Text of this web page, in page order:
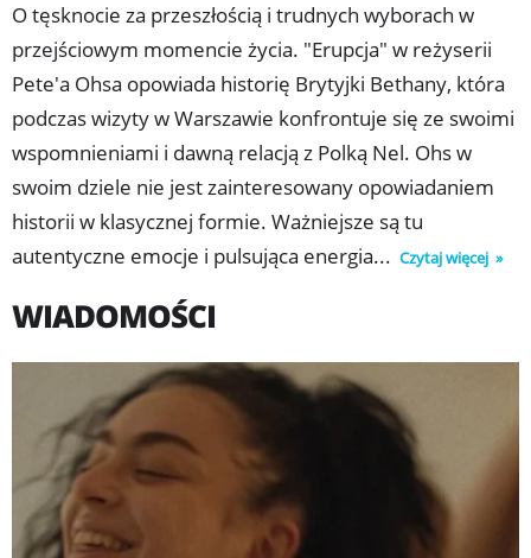
Warszawę jako miasto twórczej energii i wolności. W
roli Bethany występuje światowa gwiazda Charli xcx,
która wnosi do filmu swoją charakterystyczną
wrażliwość i ekranową charyzmę. Partneruje jej Lena
Góra – jedna z najważniejszych aktorek młodego
pokolenia, współtwórczyni projektu i emocjonalne
serce „Erupcji”.
O tęsknocie za przeszłością i trudnych wyborach w
przejściowym momencie życia. "Erupcja" w reżyserii
Pete'a Ohsa opowiada historię Brytyjki Bethany, która
podczas wizyty w Warszawie konfrontuje się ze swoimi
wspomnieniami i dawną relacją z Polką Nel. Ohs w
swoim dziele nie jest zainteresowany opowiadaniem
historii w klasycznej formie. Ważniejsze są tu
autentyczne emocje i pulsująca energia... Czytaj więcej
WIADOMOŚCI